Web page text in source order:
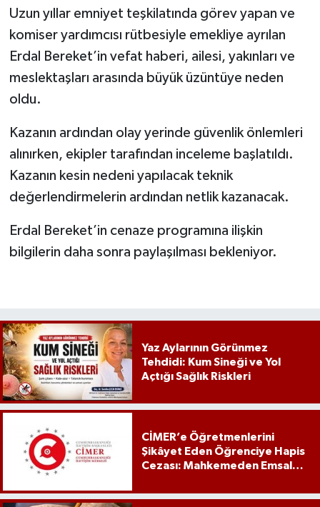
Uzun yıllar emniyet teşkilatında görev yapan ve
komiser yardımcısı rütbesiyle emekliye ayrılan
Erdal Bereket’in vefat haberi, ailesi, yakınları ve
meslektaşları arasında büyük üzüntüye neden
oldu.
Kazanın ardından olay yerinde güvenlik önlemleri
alınırken, ekipler tarafından inceleme başlatıldı.
Kazanın kesin nedeni yapılacak teknik
değerlendirmelerin ardından netlik kazanacak.
Erdal Bereket’in cenaze programına ilişkin
bilgilerin daha sonra paylaşılması bekleniyor.
Yaz Aylarının Görünmez
Tehdidi: Kum Sineği ve Yol
Açtığı Sağlık Riskleri
CİMER’e Öğretmenlerini
Şikâyet Eden Öğrenciye Hapis
Cezası: Mahkemeden Emsal